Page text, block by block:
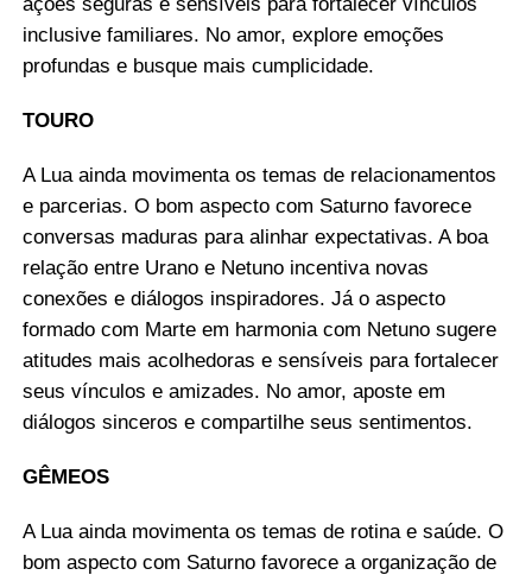
inclusive familiares. No amor, explore emoções
profundas e busque mais cumplicidade.
TOURO
A Lua ainda movimenta os temas de relacionamentos
e parcerias. O bom aspecto com Saturno favorece
conversas maduras para alinhar expectativas. A boa
relação entre Urano e Netuno incentiva novas
conexões e diálogos inspiradores. Já o aspecto
formado com Marte em harmonia com Netuno sugere
atitudes mais acolhedoras e sensíveis para fortalecer
seus vínculos e amizades. No amor, aposte em
diálogos sinceros e compartilhe seus sentimentos.
GÊMEOS
A Lua ainda movimenta os temas de rotina e saúde. O
bom aspecto com Saturno favorece a organização de